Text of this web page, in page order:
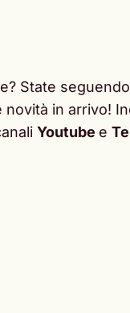
State
in arrivo!
Youtube e